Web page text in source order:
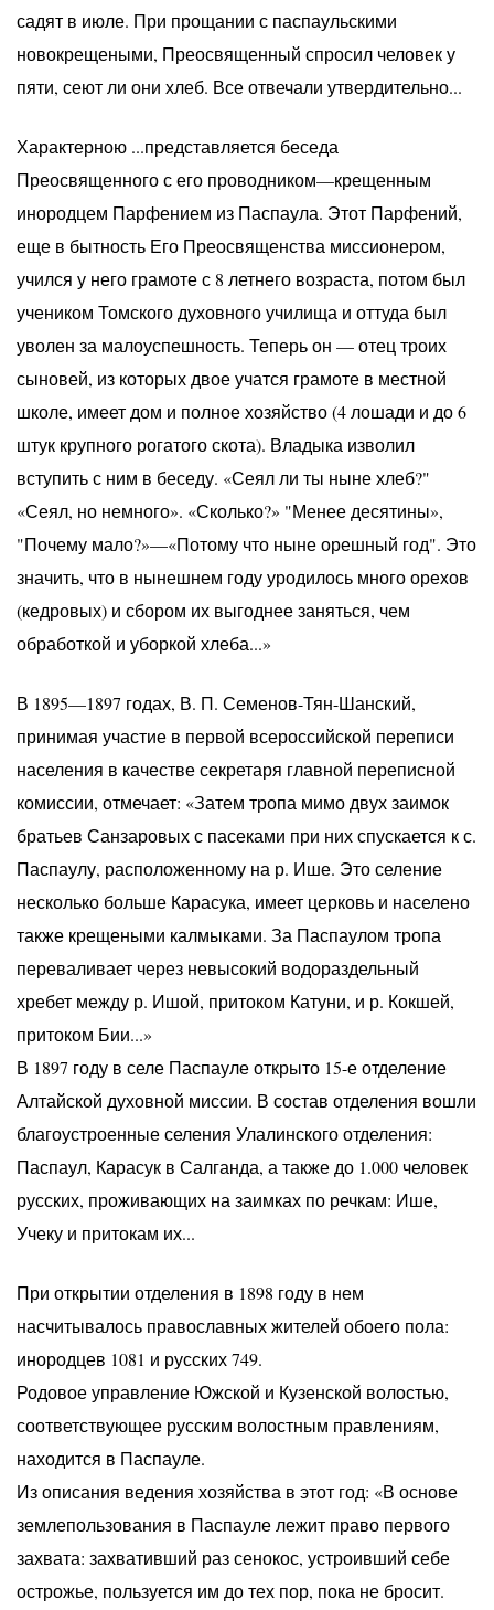
садят в июле. При прощании с паспаульскими
новокрещеными, Преосвященный спросил человек у
пяти, сеют ли они хлеб. Все отвечали утвердительно...
Характерною ...представляется беседа
Преосвященного с его проводником—крещенным
инородцем Парфением из Паспаула. Этот Парфений,
еще в бытность Его Преосвященства миссионером,
учился у него грамоте с 8 летнего возраста, потом был
учеником Томского духовного училища и оттуда был
уволен за малоуспешность. Теперь он — отец троих
сыновей, из которых двое учатся грамоте в местной
школе, имеет дом и полное хозяйство (4 лошади и до 6
штук крупного рогатого скота). Владыка изволил
вступить с ним в беседу. «Сеял ли ты ныне хлеб?"
«Сеял, но немного». «Сколько?» "Менее десятины»,
"Почему мало?»—«Потому что ныне орешный год". Это
значить, что в нынешнем году уродилось много орехов
(кедровых) и сбором их выгоднее заняться, чем
обработкой и уборкой хлеба...»
В 1895—1897 годах, В. П. Семенов-Тян-Шанский,
принимая участие в первой всероссийской переписи
населения в качестве секретаря главной переписной
комиссии, отмечает: «Затем тропа мимо двух заимок
братьев Санзаровых с пасеками при них спускается к с.
Паспаулу, расположенному на р. Ише. Это селение
несколько больше Карасука, имеет церковь и населено
также крещеными калмыками. За Паспаулом тропа
переваливает через невысокий водораздельный
хребет между р. Ишой, притоком Катуни, и р. Кокшей,
притоком Бии...»
В 1897 году в селе Паспауле открыто 15-е отделение
Алтайской духовной миссии. В состав отделения вошли
благоустроенные селения Улалинского отделения:
Паспаул, Карасук в Салганда, а также до 1.000 человек
русских, проживающих на заимках по речкам: Ише,
Учеку и притокам их...
При открытии отделения в 1898 году в нем
насчитывалось православных жителей обоего пола:
инородцев 1081 и русских 749.
Родовое управление Южской и Кузенской волостью,
соответствующее русским волостным правлениям,
находится в Паспауле.
Из описания ведения хозяйства в этот год: «В основе
землепользования в Паспауле лежит право первого
захвата: захвативший раз сенокос, устроивший себе
острожье, пользуется им до тех пор, пока не бросит.